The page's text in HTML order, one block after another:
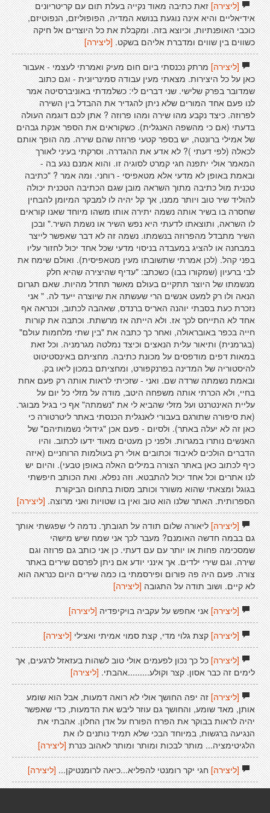
[ליצירה]זאת כתיבה מאוד נקייה בעלת תום עם קריטריונים
אידיאליים והיא אינה נוגעת בנושא המדיה, הפופוליזם, הנפוטיזם,
כוכבי האופנתיות, וכיוצא בזה. ומקבלת את כל היוצרים אל חיקה
כשווים בין שווים ומדברת אליהם בשקט. [ליצירה]
[ליצירה]מרתק נכנסתי ביום חום מעיק ואמרתי לעצמי - אעבור
כאן על כל היצירות. מצאתי מעין עבודה סמינריונית - וגם כתוב
שמדובר בפרק שלישי. שני דברים לי: כשלמדתי באוניברסיטה אמר
לנו פעם אחד המורים שלא ניתן להגדיר את ההבדל בין השירה
לפרוזה. כיצד נקבע מהו שירה ומהו פרוזה ? אתן לכם דוגמה העולה
בדעתי (אם כי מהשפה האנגלית). כשקוראים את הספר אנקת גבהים
של אמילי ברונטה, יש בספר קטעי פרוזה שהם שירה. מה הופך אותם
לכאלה (לפי דעתי )? לא אדע את ההגדרה. וסרקתי בעיני לאורך
המאמר אולי יתפנה חגי קמרט לסוגיה זו. והוא אמנם נגע בה -
ובאמת באופן לא מדעי אלא מטאפיסי - רוחני. ומה אמר ? "כתיבה
טכנית מול כתיבה מתוך השראה מובן שגם הכתיבה הטכנית יכולה
להוליד שיר טוב ויותר ממנו, אך קל יהיה לו למבקר המיומן להבחין
שחסרה בו בשיר אותה נשמה יתירה אותו משהו מיוחד שאנו קוראים
לו השראה, ותוצאתו לדעתי היא נפש השיר או נשמת השיר." ובכן
השיר מתבדל מהפרוזה בנשמתו. נשמה זה לא דבר שאפשר לייצר
במבחנה או להציג במעבדה בניסוי מדעי שכל אחד יכול לחזור עליו
בפני קהל. (לכן אמרתי שתשובתו מעין מטאפיסית). ואולם שימח את
לבי ברעיון (שמקורו בבו) כשכתב: "עדיף שהיצירה שהיא חלק
מנשמתו של היוצר תתקיים בעולם מאשר תחדל מהיות. שאם תגרום
הנאה ולו רק למעט אנשים הרי שעשתה את שיוצרה ייעד לה. " אני
נזכרת כעת בסבתי יוהנה האריס ברנדס, שאהבה לכתוב, וכנראה אף
אחד לא התייחס לכך אז. ולא הייתה אז מרשתת. וכתבה את קורות
חייה בכפר באובראולה, ואחר כך כתבה את "בין שתי מלחמות עולם"
(בגרמנית) ותיאור עלית הנאצים וכיצד נמלטה מגרמניה. וכל זאת
במאות דפים מודפסים על מכונת כתיבה. מחציתם באינסטיטוט
להיסטוריה של המדינה בפרנקפורט, ומחציתם במכון ליאו בק.
ובאמת נשמתה שרדה שם. ואני - שזכיתי לראות אותה רק פעם אחת
בחיי, ולא הכרתי אותה משפחה היטב, מודה על מזלי כל יום על
עליית האינטרנט ועל מזלי שהביא לי את "נשמתה" אף כי בגיל מבוגר.
(את סיפורה שתורגם בעבורי לאנגלית הכנסתי באתר ליטרטורה כי
כאן זה לא יעלה באתר). ולסיום - פעם אכן "גידולי נשמותיהם" של
האנשים נותרו במגרות. ולפני כן מעטים מאוד ידעו לכתוב. והיו
הדברים הולכים לאיבוד וכתובים אולי רק בעולמות הרוחניים (איזה
כיף לכתוב כאן באתר הצורה במילים האלה באופן טבעי). והיום יש
לנו אתרים וכל אחד יכול להתבטא. וזה נפלא. ואת הכותב חיפשתי
בגוגל ומצאתי שהוא משורר וכותב מסות בתחום הביקורת
הספרותית. האתר שלנו הוא טוב ואין בו שטויות ואני מרוצה.[ליצירה]
[ליצירה]ליאורה שלום תודה על תגובתך. נדמה לי שפגשתי אותך
גם בבמה חדשה האומנם? מעבר לכך אני שמח שיש מישהי
שמסכימה פחות או יותר עם עם דעתי. כן אני כותב גם פרוזה וגם
שירה. וגם שירי ילדים. אך אינני יודע אם ניתן לפרסם שירים באתר
צורה. פעם היה פה פורום ופירסמתי בו כמה שירים היום כנראה הוא
לא קיים. ושוב תודה על התגובה[ליצירה]
[ליצירה]אני אחפש על עקביה בויקיפדיה [ליצירה]
[ליצירה]קצת גלוי מדי, קצת סמוי אמיתי ואצילי [ליצירה]
[ליצירה]כל כך נכון לפעמים אולי טוב לשהות בעזאזל לרגעים, אך
לימים זה כבר אסון. קצר וקולע.........אהבתי. [ליצירה]
[ליצירה]זה יפה החושך אולי לא רואה דמעות, אבל הוא שומע
אותן, מאד שומע, והחושך גם עוזר ליבש את הדמעות, כדי שאפשר
יהיה לראות בבוקר את הפרח הפורח על אדן החלון. אהבתי את
הנגיעה ברגשות, במיוחד הבכי שלא תמיד נותנים לו את
הלגיטימציה... מותר לבכות ומותר ומותר לאהוב כּנרת [ליצירה]
[ליצירה]חגי יקר רומנטי להפליא...כיאה לרומנטיקן... [ליצירה]